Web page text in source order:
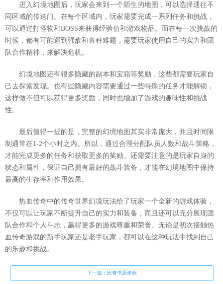
进入幻境地图后，玩家会来到一个陌生的地图，可以选择通往不
同区域的传送门。在每个区域内，玩家需要完成一系列任务和挑战，
可以通过打怪物和BOSS来获得经验值和游戏物品。而在每一次挑战的
时候，都有可能遇到强敌和各种难题，需要玩家使用自己的实力和团
队合作精神，来解决危机。
幻境地图还有很多隐藏的副本和宝箱等奖励，这些都需要玩家自
己去探索发现。也有些隐藏内容需要通过一些特殊的任务才能解锁，
这样做不但可以获得更多奖励，同时也增加了游戏的趣味性和挑战
性。
最后值得一提的是，完整的幻境地图其实非常庞大，并且时间限
制通常在1-2个小时之内。所以，通过合理分配队员人数和战斗策略，
才能完成更多的任务和获取更多的奖励。还需要注意的是玩家自身的
状态和属性，保证自己拥有最好的战斗装备，才能在幻境地图中保持
最高的生存率和作用效果。
热血传奇中的传奇世界幻境玩法给了玩家一个全新的游戏体验，
不仅可以让玩家不断提升自己的实力和装备，而且还可以充分展现团
队合作和个人斗志，赢得更多的游戏尊重和荣誉。无论是初次接触热
血传奇游戏的新手玩家还是老手玩家，都可以在这种玩法中找到自己
的乐趣和挑战。
下一篇： 比奇书店坐标